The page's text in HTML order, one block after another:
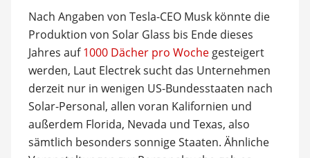
Nach Angaben von Tesla-CEO Musk könnte die
Produktion von Solar Glass bis Ende dieses
Jahres auf1000 Dächer pro Wochegesteigert
werden, Laut Electrek sucht das Unternehmen
derzeit nur in wenigen US-Bundesstaaten nach
Solar-Personal, allen voran Kalifornien und
außerdem Florida, Nevada und Texas, also
sämtlich besonders sonnige Staaten. Ähnliche